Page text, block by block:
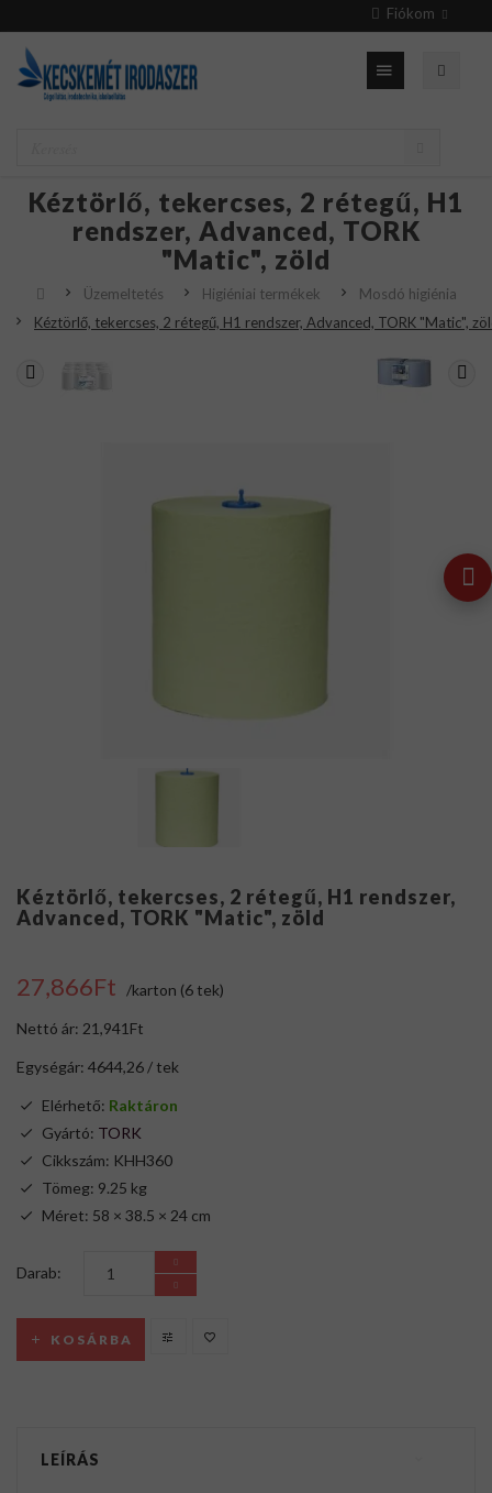
Fiókom
Kéztörlő, tekercses, 2 rétegű, H1
rendszer, Advanced, TORK
"Matic", zöld
Üzemeltetés Higiéniai termékek
Mosdó higiénia
Kéztörlő, tekercses, 2 rétegű, H1 rendszer, Advanced, TORK "Matic",
Kéztörlő, tekercses, 2 rétegű, H1 rendszer,
Advanced, TORK "Matic", zöld
27,866Ft /karton (6 tek)
Nettó ár: 21,941Ft
Egységár: 4644,26 / tek
Elérhető: Raktáron
Gyártó: TORK
Cikkszám: KHH360
Tömeg: 9.25 kg
Méret: 58 × 38.5 × 24 cm
Darab:
KOSÁRBA
LEÍRÁS